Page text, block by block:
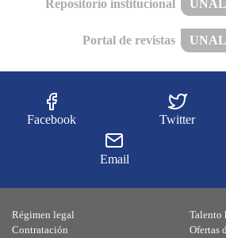
Repositorio institucional UNAL
Portal de revistas UNAL
Facebook Twitter
Email
Régimen legal
Contratación
Talento
Ofertas